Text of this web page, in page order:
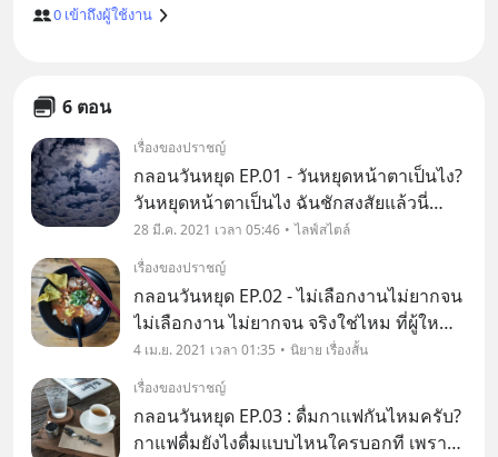
0 เข้าถึงผู้ใช้งาน
6 ตอน
เรื่องของปราชญ์
กลอนวันหยุด EP.01 - วันหยุดหน้าตาเป็นไง?
วันหยุดหน้าตาเป็นไง ฉันชักสงสัยแล้วนี่
ทำงานทุกวันหลายปี ชีวิตไม่มีหยุดเลย
28 มี.ค. 2021 เวลา 05:46
ไลฟ์สไตล์
เรื่องของปราชญ์
กลอนวันหยุด EP.02 - ไม่เลือกงานไม่ยากจน
ไม่เลือกงาน ไม่ยากจน จริงใช่ไหม ที่ผู้ใหญ่
คอยเฝ้าสั่ง และเฝ้าสอน คนขยัน ไม่อดตาย
แค่อดนอน นั่งกอดหมอน ตอนทำงาน กันต่อ
4 เม.ย. 2021 เวลา 01:35
นิยาย เรื่องสั้น
เรื่องของปราชญ์
กลอนวันหยุด EP.03 : ดื่มกาแฟกันไหมครับ?
กาแฟดื่มยังไงดื่มแบบไหนใครบอกที เพราะ